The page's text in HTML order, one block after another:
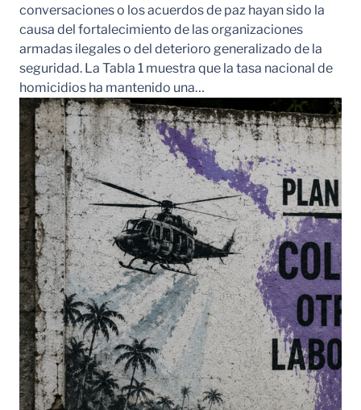
conversaciones o los acuerdos de paz hayan sido la
causa del fortalecimiento de las organizaciones
armadas ilegales o del deterioro generalizado de la
seguridad. La Tabla 1 muestra que la tasa nacional de
homicidios ha mantenido una…